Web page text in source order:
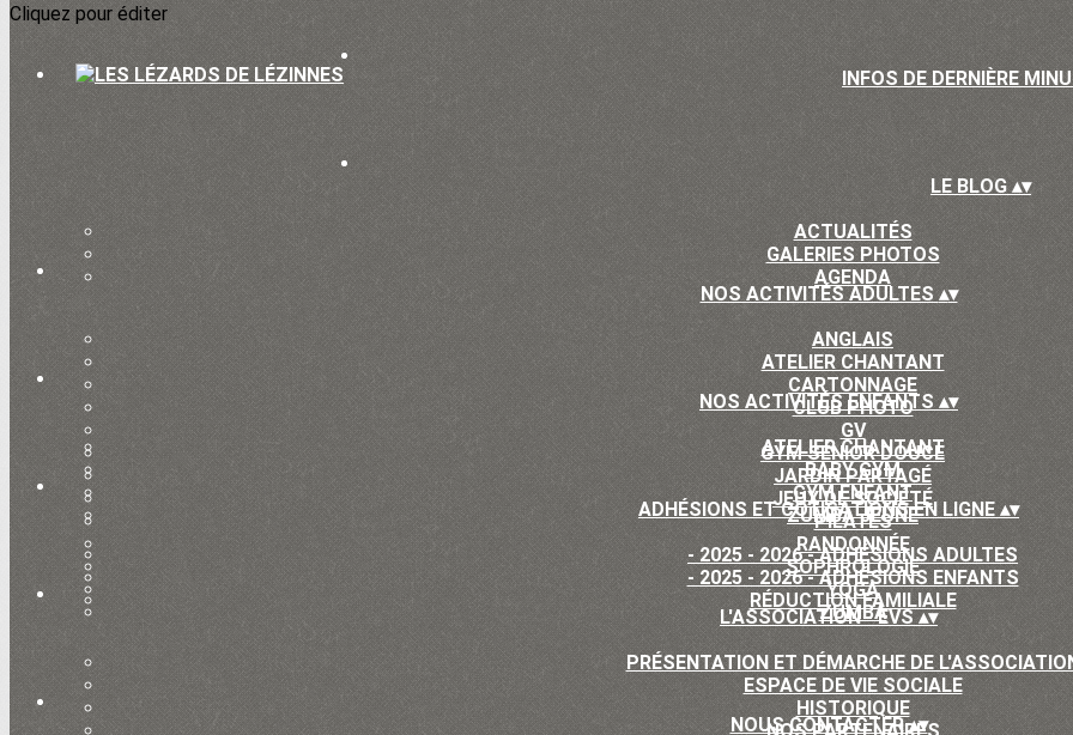
Cliquez pour éditer
INFOS DE DERNIÈRE
LE BLOG▴▾
ACTUALITÉS
GALERIES PHOTOS
AGENDA
NOS ACTIVITÉS ADULTES▴▾
ANGLAIS
ATELIER CHANTANT
CARTONNAGE
CLUB PHOTO
GV
GYM SÉNIOR DOUCE
JARDIN PARTAGÉ
JEUX DE SOCIÉTÉ
PILATES
RANDONNÉE
SOPHROLOGIE
YOGA
ZUMBA
NOS ACTIVITÉS ENFANTS▴▾
ATELIER CHANTANT
BABY GYM
GYM ENFANT
ZUMBA JEUNE
ADHÉSIONS ET COTISATIONS EN LIGNE ▴▾
- 2025 - 2026 - ADHÉSIONS ADULTES
- 2025 - 2026 - ADHÉSIONS ENFANTS
RÉDUCTION FAMILIALE
L'ASSOCIATION - EVS▴▾
PRÉSENTATION ET DÉMARCHE DE
ESPACE DE VIE SOCIALE
HISTORIQUE
NOUS CONTACTER▴▾